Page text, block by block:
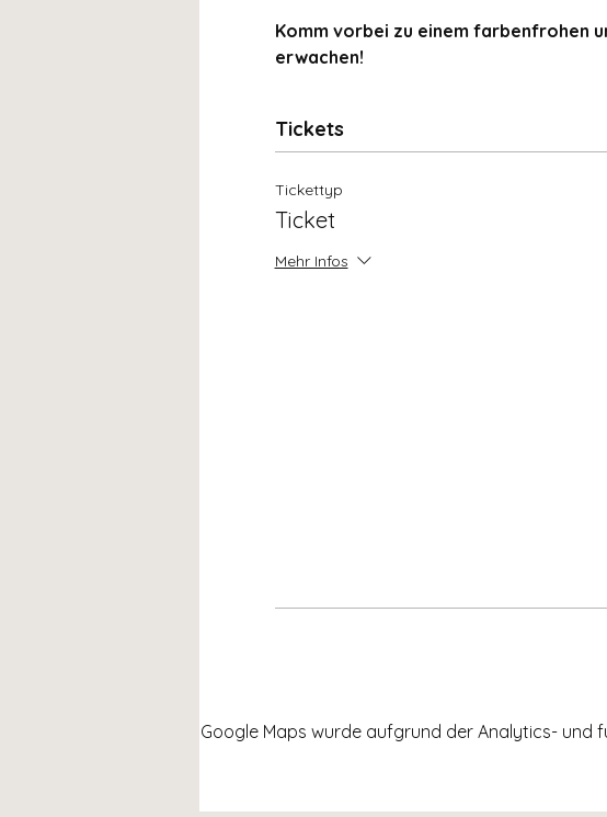
Komm vorbei zu einem farbenfrohen
erwachen!
Tickets
Tickettyp
Ticket
Mehr Infos
Google Maps wurde aufgrund der Analytics- und